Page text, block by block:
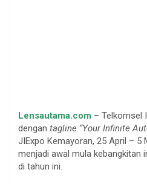
Lensautama.com – Telkomsel
dengan tagline “Your Infinite
JIExpo Kemayoran, 25 April – 5
menjadi awal mula
di tahun ini.